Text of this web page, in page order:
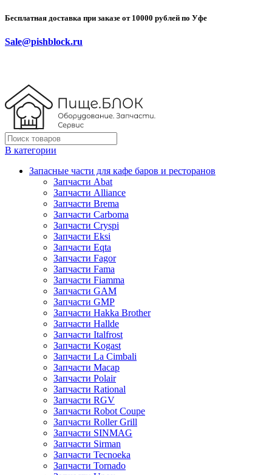
Бесплатная доставка при заказе от 10000 рублей по Уфе
Sale@pishblock.ru
В категории
Запасные части для кафе баров и ресторанов
Запчасти Abat
Запчасти Alliance
Запчасти Brema
Запчасти Carboma
Запчасти Cryspi
Запчасти Eksi
Запчасти Eqta
Запчасти Fagor
Запчасти Fama
Запчасти Fiamma
Запчасти GAM
Запчасти GMP
Запчасти Hakka Brother
Запчасти Hallde
Запчасти Italfrost
Запчасти Kogast
Запчасти La Cimbali
Запчасти Macap
Запчасти Polair
Запчасти Rational
Запчасти RGV
Запчасти Robot Coupe
Запчасти Roller Grill
Запчасти SINMAG
Запчасти Sirman
Запчасти Tecnoeka
Запчасти Tornado